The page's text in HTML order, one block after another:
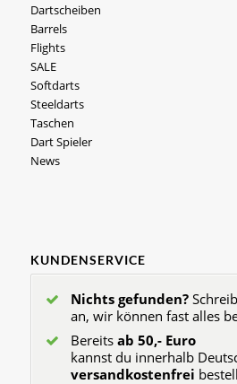
Dartscheiben
Barrels
Flights
SALE
Softdarts
Steeldarts
Taschen
Dart Spieler
News
KUNDENSERVICE
Nichts gefunden?
an, wir können fast alles
Bereits ab 50,- Euro
kannst du innerhalb
versandkostenfrei